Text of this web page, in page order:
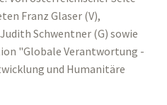
Franz Glaser (V),
Schwentner (G) sowie
"Globale Verantwortung -
und Humanitäre